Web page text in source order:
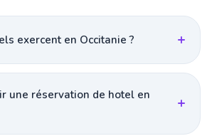
exercent en Occitanie ?
une réservation de hotel en